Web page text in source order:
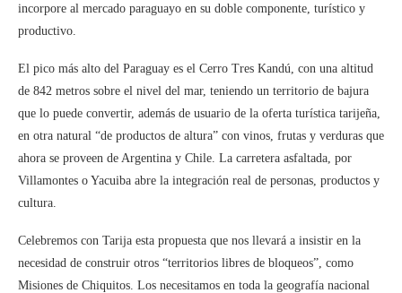
incorpore al mercado paraguayo en su doble componente, turístico y
productivo.
El pico más alto del Paraguay es el Cerro Tres Kandú, con una altitud
de 842 metros sobre el nivel del mar, teniendo un territorio de bajura
que lo puede convertir, además de usuario de la oferta turística tarijeña,
en otra natural “de productos de altura” con vinos, frutas y verduras que
ahora se proveen de Argentina y Chile. La carretera asfaltada, por
Villamontes o Yacuiba abre la integración real de personas, productos y
cultura.
Celebremos con Tarija esta propuesta que nos llevará a insistir en la
necesidad de construir otros “territorios libres de bloqueos”, como
Misiones de Chiquitos. Los necesitamos en toda la geografía nacional